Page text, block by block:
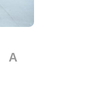
A